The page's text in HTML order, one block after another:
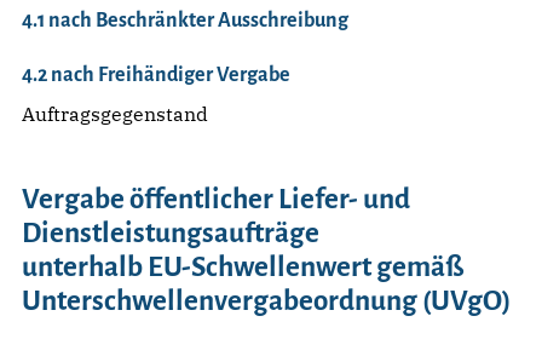
4.1 nach Beschränkter Ausschreibung
4.2 nach Freihändiger Vergabe
Auftragsgegenstand
Vergabe öffentlicher Liefer- und
Dienstleistungsaufträge
unterhalb EU-Schwellenwert gemäß
Unterschwellenvergabeordnung (UVgO)